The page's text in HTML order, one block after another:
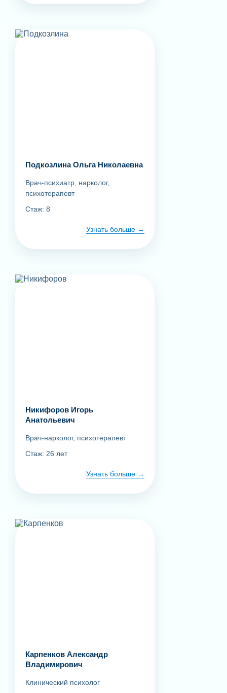
Подкозлина Ольга Николаевна
Врач-психиатр, нарколог,
психотерапевт
Стаж: 8
Узнать больше
Никифоров Игорь
Анатольевич
Врач-нарколог, психотерапевт
Стаж: 26 лет
Узнать больше
Карпенков Александр
Владимирович
Клинический психолог